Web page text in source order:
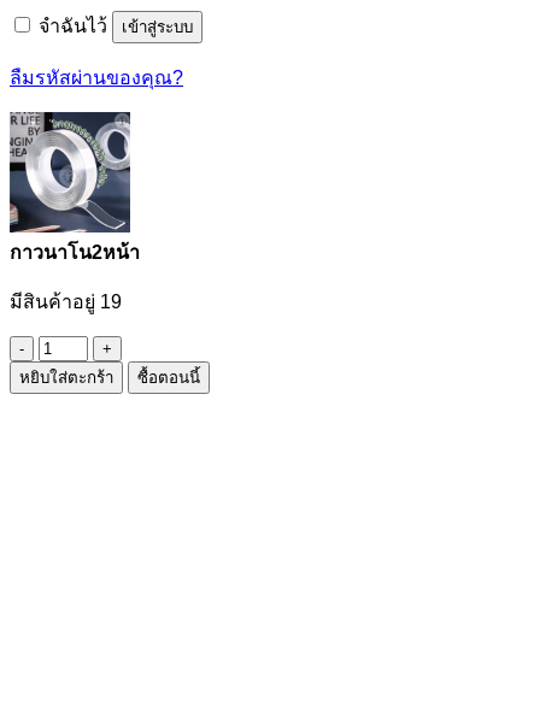
จำฉันไว้ เข้าสู่ระบบ
ลืมรหัสผ่านของคุณ?
กาวนาโน2หน้า
มีสินค้าอยู่ 19
จำนวน
กาว
หยิบใส่ตะกร้า ซื้อตอนนี้